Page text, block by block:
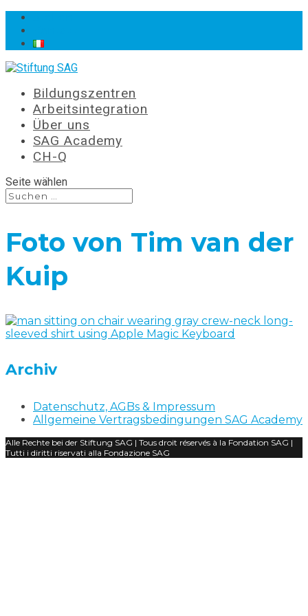
Bildungszentren
Arbeitsintegration
Über uns
SAG Academy
CH-Q
Seite wählen
Foto von Tim van der
Kuip
Archiv
Datenschutz, AGBs & Impressum
Allgemeine Vertragsbedingungen SAG Academy
Alle Rechte bei der Stiftung SAG | Tous droit réservés à la Fondation SAG |
Tutti i diritti riservati alla Fondazione SAG